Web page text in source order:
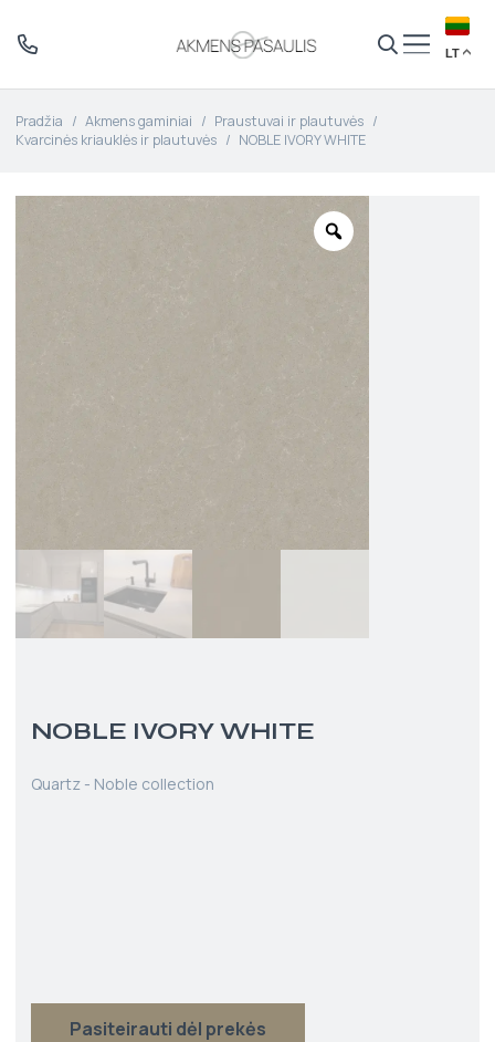
LT
Pradžia / Akmens gaminiai / Praustuvai ir plautuvės /
Kvarcinės kriauklės ir plautuvės / NOBLE IVORY WHITE
NOBLE IVORY WHITE
Quartz - Noble collection
Pasiteirauti dėl prekės